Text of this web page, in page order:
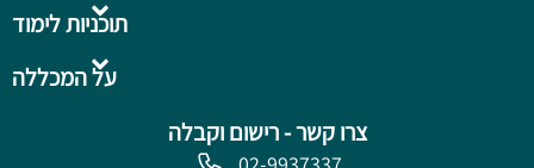
צרו קשר - רישום וקבלה
על המכללה
תוכניות לימוד